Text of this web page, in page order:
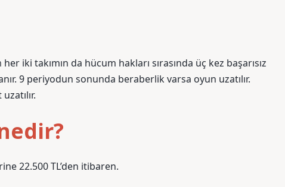
iki takımın da hücum hakları sırasında üç kez başarısız
9 periyodun sonunda beraberlik varsa oyun uzatılır.
22.500 TL’den itibaren.